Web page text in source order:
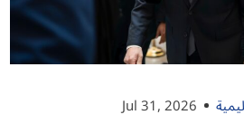
Jul 31, 2026